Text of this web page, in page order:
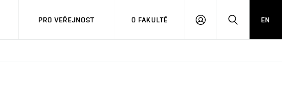
PRO VEŘEJNOST O FAKULTĚ
PŘIHLÁSITHLEDAT
EN